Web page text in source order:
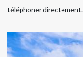
téléphoner directement.